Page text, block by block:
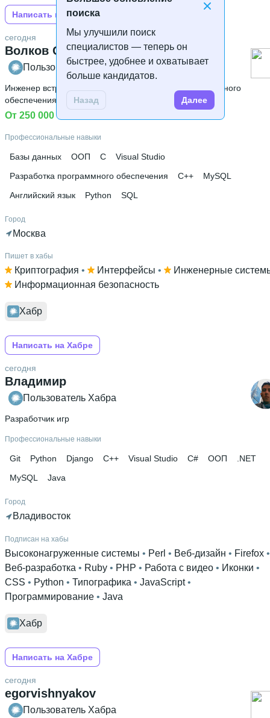
поиска
Мы улучшили поиск
специалистов — теперь он
быстрее, удобнее и охватывает
больше кандидатов.
Назад Далее
Написать на Хабре
Волков Сергей
сегодня
Пользователь Хабра
Инженер встраиваемых систем
Архитектор программного
обеспечения
Ведущий
От 250 000 ₽
Профессиональные навыки
Базы данных ООП C
Visual Studio
Разработка программного обеспечения
C++
MySQL
Английский язык
Python SQL
Город
Москва
Пишет в хабы
Криптография • Интерфейсы •
Инженерные
Информационная безопасность
Хабр
Написать на Хабре
Владимир
сегодня
Пользователь Хабра
Разработчик игр
Профессиональные навыки
Git Python Django C++ Visual Studio C# ООП
.NET
MySQL
Java
Город
Владивосток
Подписан на хабы
Высоконагруженные системы • Perl • Веб-дизайн • Firefox
Веб-разработка • Ruby • PHP • Работа с видео • Иконки
CSS • Python • Типографика • JavaScript
Программирование • Java
Хабр
Написать на Хабре
egorvishnyakov
сегодня
Пользователь Хабра